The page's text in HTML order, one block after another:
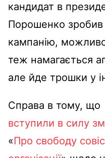
кандидат в
Порошенко зробив
кампанію,
теж намагається
але йде трошки у
Справа в тому, що
вступили в силу
«Про свободу